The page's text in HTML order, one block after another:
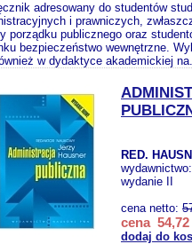
adresowany do studentów
i prawniczych,
porządku publicznego oraz
bezpieczeństwo wewnętrzne.
w dydaktyce akademickiej
RED.
wydanie II
cena netto:
cena 54,72
dodaj do